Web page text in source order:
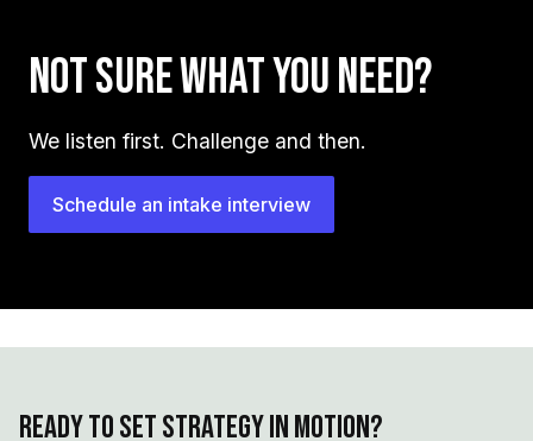
Not sure what you need?
We listen first. Challenge and then.
Schedule an intake interview
Ready to set strategy in motion?